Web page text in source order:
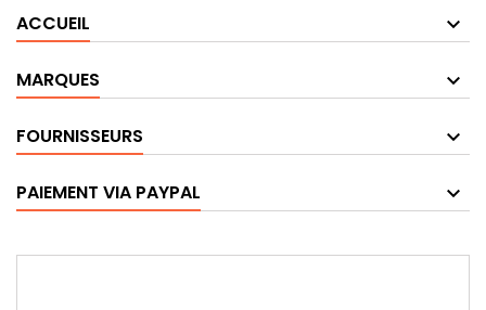
ACCUEIL
MARQUES
FOURNISSEURS
PAIEMENT VIA PAYPAL